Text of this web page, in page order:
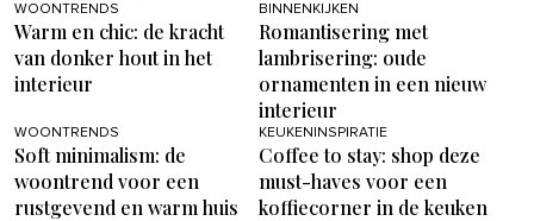
WOONTRENDS
Warm en chic: de kracht
van donker hout in het
interieur
BINNENKIJKEN
Romantisering met
lambrisering: oude
ornamenten in een nieuw
interieur
WOONTRENDS
Soft minimalism: de
woontrend voor een
rustgevend en warm huis
KEUKENINSPIRATIE
Coffee to stay: shop deze
must-haves voor een
koffiecorner in de keuken